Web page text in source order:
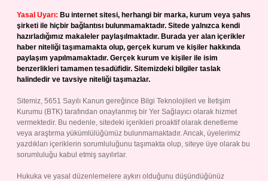
Yasal Uyarı: Bu internet sitesi, herhangi bir marka, kurum veya şahıs
şirketi ile hiçbir bağlantısı bulunmamaktadır. Sitede yalnızca kendi
hazırladığımız makaleler paylaşılmaktadır. Burada yer alan içerikler
haber niteliği taşımamakta olup, gerçek kurum ve kişiler hakkında
paylaşım yapılmamaktadır. Gerçek kurum ve kişiler ile isim
benzerlikleri tamamen tesadüfidir. Sitemizdeki bilgiler taslak
halindedir ve tavsiye niteliği taşımazlar.
Sitemiz, 5651 Sayılı Kanun gereğince Bilgi Teknolojileri ve İletişim
Kurumu (BTK) tarafından onaylanmış bir Yer Sağlayıcı olarak hizmet
vermektedir. Bu nedenle, sitedeki içerikleri proaktif olarak denetleme
veya araştırma yükümlülüğümüz bulunmamaktadır. Ancak, üyelerimiz
yazdıkları içeriklerin sorumluluğunu taşımakta olup, siteye üye olarak bu
sorumluluğu kabul etmiş sayılırlar.
Hukuka ve yasal düzenlemelere aykırı olduğunu düşündüğünüz